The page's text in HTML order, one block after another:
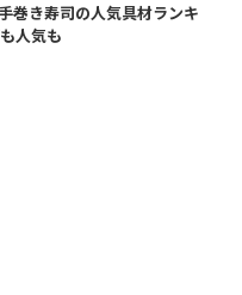
巻き寿司の人気具材ランキ
人気も